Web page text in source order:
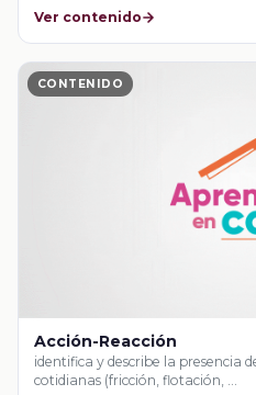
Ver contenido
CONTENIDO
Acción-Reacción
identifica y describe la presencia
cotidianas (fricción, flotación, …